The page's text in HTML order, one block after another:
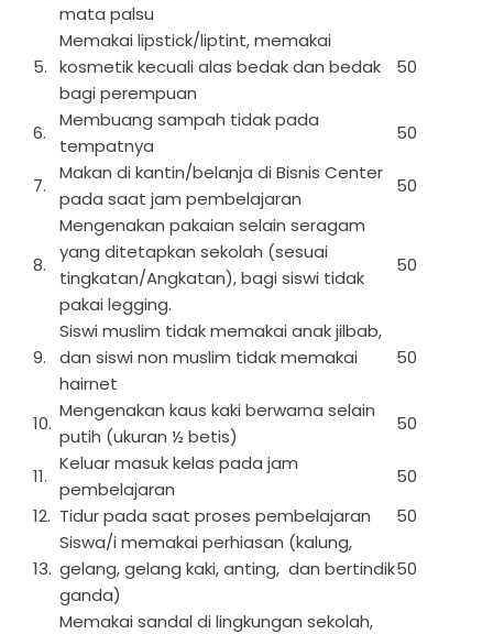
mata palsu
5.
Memakai lipstick/liptint, memakai
kosmetik kecuali alas bedak dan bedak
bagi perempuan
50
6.
Membuang sampah tidak pada
tempatnya
50
7.
Makan di kantin/belanja di Bisnis Center
pada saat jam pembelajaran
50
8.
Mengenakan pakaian selain seragam
yang ditetapkan sekolah (sesuai
tingkatan/Angkatan), bagi siswi tidak
pakai legging.
50
9.
Siswi muslim tidak memakai anak jilbab,
dan siswi non muslim tidak memakai
hairnet
50
10.
Mengenakan kaus kaki berwarna selain
putih (ukuran ½ betis)
50
11.
Keluar masuk kelas pada jam
pembelajaran
50
12. Tidur pada saat proses pembelajaran 50
13.
Siswa/i memakai perhiasan (kalung,
gelang, gelang kaki, anting, dan bertindik
ganda)
50
Memakai sandal di lingkungan sekolah,